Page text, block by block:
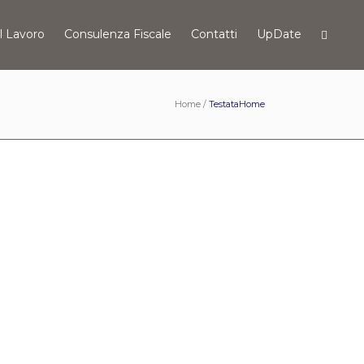
Lavoro Consulenza Fiscale Contatti UpDate
Home / TestataHome